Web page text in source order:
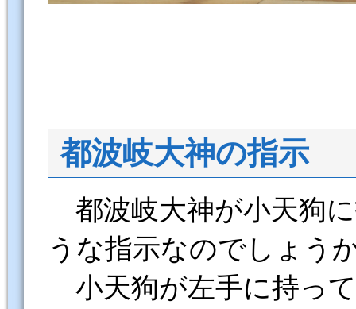
都波岐大神の指示
都波岐大神が小天狗
うな指示なのでしょう
小天狗が左手に持っ